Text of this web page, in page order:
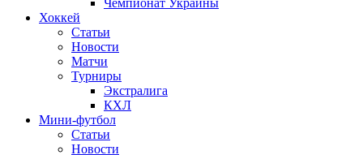
Чемпионат Украины
Хоккей
Статьи
Новости
Матчи
Турниры
Экстралига
КХЛ
Мини-футбол
Статьи
Новости